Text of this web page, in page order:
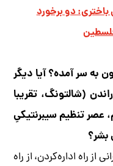
باختری: دو برخورد
به سر آمده؟ آیا دیگر
(شالتونگ، تقریبا
عصر تنظیم سیبرنتیکیِ
بشر؟
راه اداره‌کردن، از راه